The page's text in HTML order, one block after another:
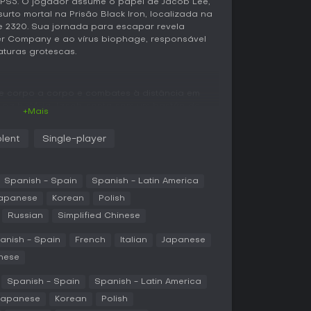
O jogador assume o papel de Jacob Lee,
mortal na Prisão Black Iron, localizada na
2320. Sua jornada para escapar revela
Company e ao vírus biophage, responsável
grotescas.
os movimentos para evitar golpes e
corredores e instalações mais profundas da
áudio-logs que aprofundam os eventos do
desmembramento ou tiros precisos para
a sensação de isolamento por meio de
+Mais
Single-player
Spanish - Spain Spanish - Latin America
Korean Polish
Russian Simplified Chinese
- Spain French Italian Japanese
Spanish - Spain Spanish - Latin America
Korean Polish